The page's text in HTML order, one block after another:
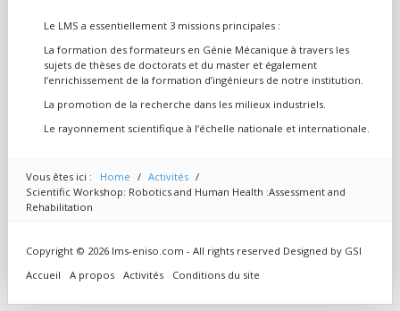
Le LMS a essentiellement 3 missions principales :
La formation des formateurs en Génie Mécanique à travers les
sujets de thèses de doctorats et du master et également
l’enrichissement de la formation d’ingénieurs de notre institution.
La promotion de la recherche dans les milieux industriels.
Le rayonnement scientifique à l’échelle nationale et internationale.
Vous êtes ici : Home / Activités /
Scientific Workshop: Robotics and Human Health :Assessment and
Rehabilitation
Copyright © 2026 lms-eniso.com - All rights reserved Designed by GSI
Accueil
A propos Activités Conditions du site